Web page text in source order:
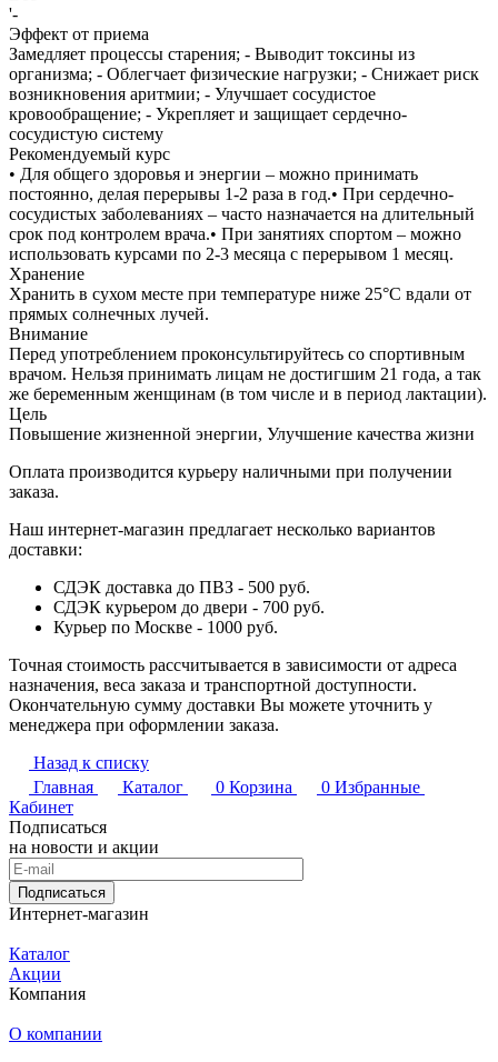
'-
Эффект от приема
Замедляет процессы старения; - Выводит токсины из
организма; - Облегчает физические нагрузки; - Снижает риск
возникновения аритмии; - Улучшает сосудистое
кровообращение; - Укрепляет и защищает сердечно-
сосудистую систему
Рекомендуемый курс
• Для общего здоровья и энергии – можно принимать
постоянно, делая перерывы 1-2 раза в год.• При сердечно-
сосудистых заболеваниях – часто назначается на длительный
срок под контролем врача.• При занятиях спортом – можно
использовать курсами по 2-3 месяца с перерывом 1 месяц.
Хранение
Хранить в сухом месте при температуре ниже 25°C вдали от
прямых солнечных лучей.
Внимание
Перед употреблением проконсультируйтесь со спортивным
врачом. Нельзя принимать лицам не достигшим 21 года, а так
же беременным женщинам (в том числе и в период лактации).
Цель
Повышение жизненной энергии, Улучшение качества жизни
Оплата производится курьеру наличными при получении
заказа.
Наш интернет-магазин предлагает несколько вариантов
доставки:
СДЭК доставка до ПВЗ - 500 руб.
СДЭК курьером до двери - 700 руб.
Курьер по Москве - 1000 руб.
Точная стоимость рассчитывается в зависимости от адреса
назначения, веса заказа и транспортной доступности.
Окончательную сумму доставки Вы можете уточнить у
менеджера при оформлении заказа.
Назад к списку
Главная
Каталог 0 Корзина 0 Избранные
Кабинет
Подписаться
на новости и акции
Подписаться
Интернет-магазин
Каталог
Акции
Компания
О компании